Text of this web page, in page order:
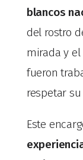
blancos
del rostro
mirada y
fueron
respetar
Este